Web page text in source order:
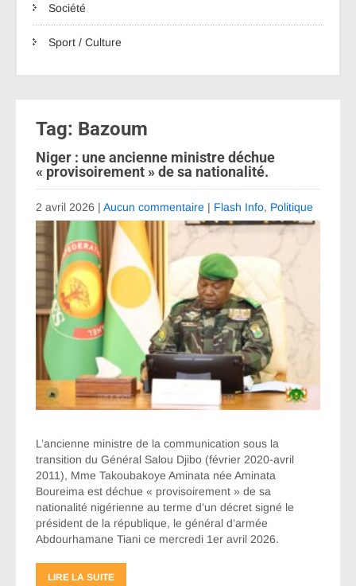
Société
Sport / Culture
Tag: Bazoum
Niger : une ancienne ministre déchue
« provisoirement » de sa nationalité.
2 avril 2026 | Aucun commentaire | Flash Info, Politique
L’ancienne ministre de la communication sous la
transition du Général Salou Djibo (février 2020-avril
2011), Mme Takoubakoye Aminata née Aminata
Boureima est déchue « provisoirement » de sa
nationalité nigérienne au terme d’un décret signé le
président de la république, le général d’armée
Abdourhamane Tiani ce mercredi 1er avril 2026.
LIRE LA SUITE